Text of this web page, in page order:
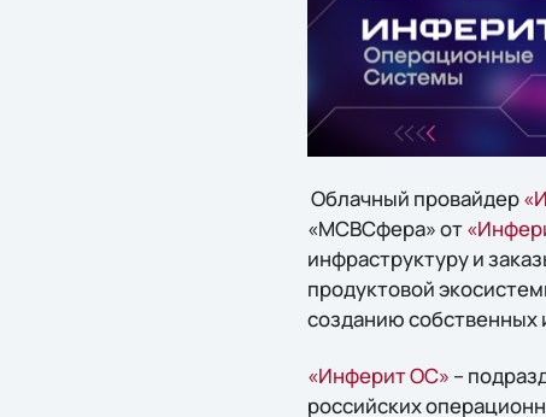
Облачный провайдер
«МСВСфера» от
инфраструктуру и
продуктовой
созданию
«Инферит ОС» –
российских